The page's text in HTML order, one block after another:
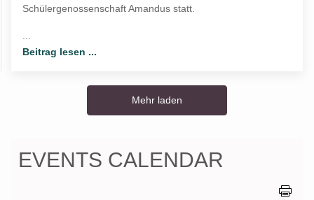
Schülergenossenschaft Amandus statt.
Beitrag lesen ...
Mehr laden
EVENTS CALENDAR